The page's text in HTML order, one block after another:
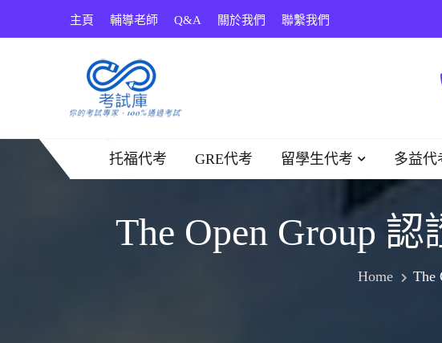
主頁 輔導老師 Q&A 關於我們 聯繫我們
托福代考 GRE代考 留學生代考 多益代
The Open Group
Home The